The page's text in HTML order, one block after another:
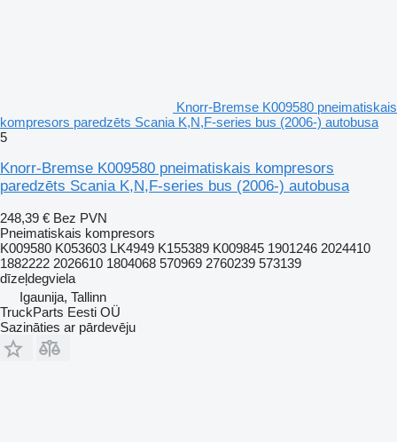
Knorr-Bremse K009580 pneimatiskais
kompresors paredzēts Scania K,N,F-series bus (2006-) autobusa
5
Knorr-Bremse K009580 pneimatiskais kompresors
paredzēts Scania K,N,F-series bus (2006-) autobusa
248,39 € Bez PVN
Pneimatiskais kompresors
K009580 K053603 LK4949 K155389 K009845 1901246 2024410
1882222 2026610 1804068 570969 2760239 573139
dīzeļdegviela
Igaunija, Tallinn
TruckParts Eesti OÜ
Sazināties ar pārdevēju